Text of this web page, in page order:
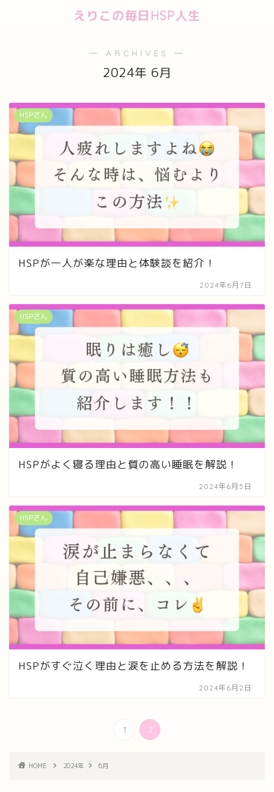
えりこの毎日HSP人生
― ARCHIVES ―
2024年 6月
HSPさん
HSPが一人が楽な理由と体験談を紹介！
2024年6月7日
HSPさん
HSPがよく寝る理由と質の高い睡眠を解説！
2024年6月5日
HSPさん
HSPがすぐ泣く理由と涙を止める方法を解説！
2024年6月2日
1 2
HOME 2024年 6月